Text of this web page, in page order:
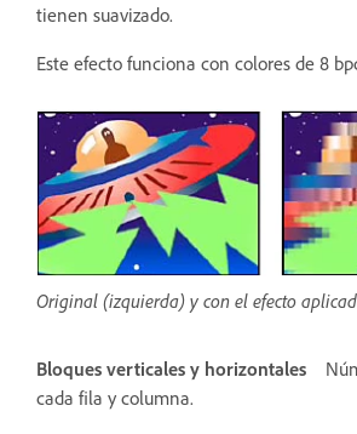
tienen suavizado.
Este efecto funciona con colores de 8
Original (izquierda) y con el efecto
Bloques verticales y horizontales
cada fila y columna.